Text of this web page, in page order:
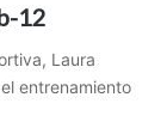
12
Laura
entrenamiento